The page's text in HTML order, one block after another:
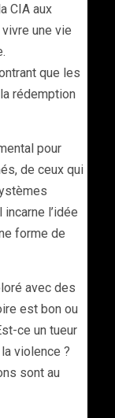
CIA aux
une vie
que les
rédemption
pour
de ceux qui
l’idée
forme de
avec des
est bon ou
ce un tueur
violence ?
sont au